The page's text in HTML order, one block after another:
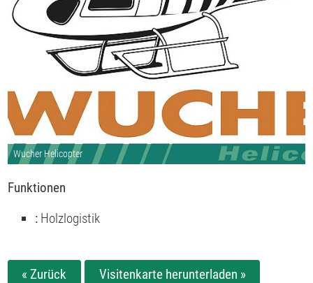
Wucher Helicopter
Funktionen
:Holzlogistik
« Zurück Visitenkarte herunterladen »